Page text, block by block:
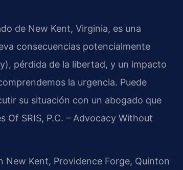
de New Kent, Virginia, es una
consecuencias potencialmente
pérdida de la libertad, y un impacto
la urgencia. Puede
su situación con un abogado que
Of SRIS, P.C. – Advocacy Without
New Kent, Providence Forge, Quinton